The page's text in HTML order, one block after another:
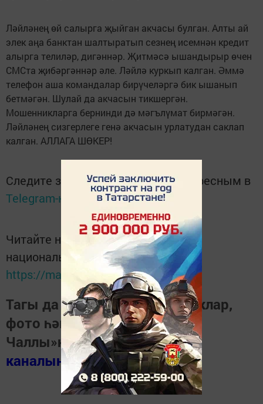
Ләйләнең өй салырга җыйган акчасы булган. Алты ай
элек аңа банктан шалтыратып сезнең исемнән кредит
алырга телиләр, дигәннәр. Җитмәсә ышандырыр өчен
СМСта җибәргәннәр әле. Ләйлә куркып калган. Әммә
телефон аша командалар бирүчеләргә бик ышанып
бетмәгән. Шулай да акчасын тикшергән.
Мошенникларга бернинди дә мәгълүмат бирмәгән.
Ләйләнең сизгерлеге генә акчасын урлатудан саклап
калган. АЛЛАГА ШӨКЕР!
Следите за самым важным и интересным в
Telegram-каналеТатмедиа
Читайте новости Татарстана в
национальном мессенджере MАХ:
https://max.ru/tatmedia
Тагы да кызыклырак яңалыклар,
фото һәм видеолар «Шәһри
Чаллы»ныңMAX
каналында(язылыгыз).